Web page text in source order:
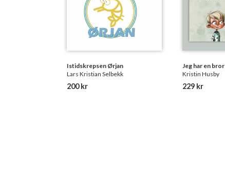
Istidskrepsen Ørjan
Lars Kristian Selbekk
200 kr
Jeg har en bror
Kristin Husby
229 kr